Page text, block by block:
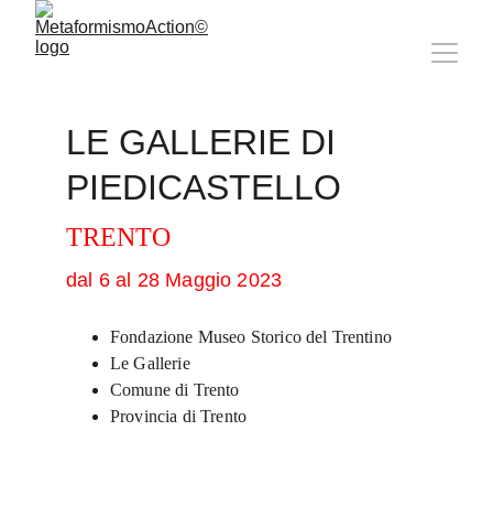
LE GALLERIE DI
PIEDICASTELLO
TRENTO
dal 6 al 28 Maggio 2023
Fondazione Museo Storico del Trentino
Le Gallerie
Comune di Trento
Provincia di Trento